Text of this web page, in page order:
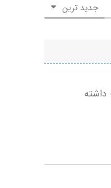
جدید ترین
داشته